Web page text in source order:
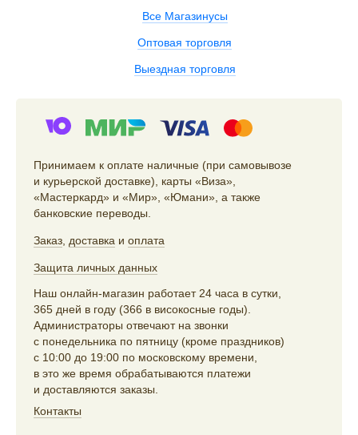
Все Магазинусы
Оптовая торговля
Выездная торговля
Принимаем к оплате наличные (при самовывозе
и курьерской доставке), карты «Виза»,
«Мастеркард» и «Мир», «Юмани», а также
банковские переводы.
Заказ, доставка и оплата
Защита личных данных
Наш онлайн-магазин работает 24 часа в сутки,
365 дней в году (366 в високосные годы).
Администраторы отвечают на звонки
с понедельника по пятницу (кроме праздников)
с 10:00 до 19:00 по московскому времени,
в это же время обрабатываются платежи
и доставляются заказы.
Контакты